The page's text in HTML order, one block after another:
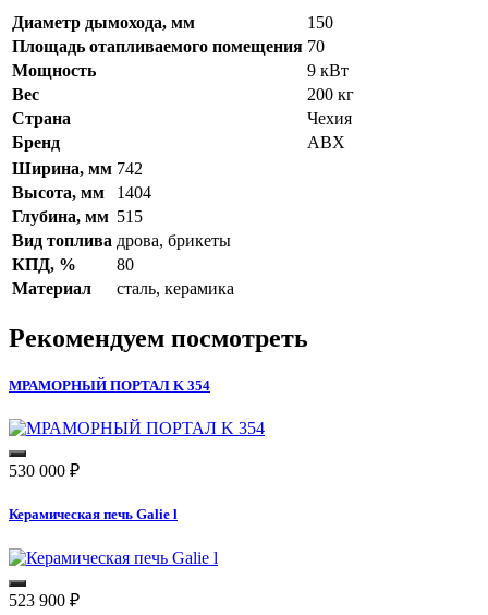
Диаметр дымохода, мм
150
Площадь отапливаемого помещения 70
Мощность
9 кВт
Вес
200 кг
Страна
Чехия
Бренд
ABX
Ширина, мм 742
Высота, мм
1404
Глубина, мм 515
Вид топлива дрова, брикеты
КПД, %
80
Материал
сталь, керамика
Рекомендуем посмотреть
МРАМОРНЫЙ ПОРТАЛ K 354
530 000 ₽
Керамическая печь Galie l
523 900 ₽